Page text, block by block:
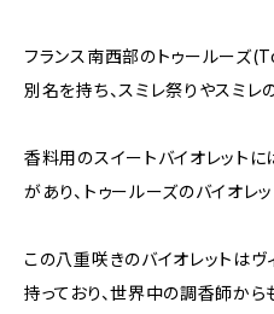
フランス南西部のトゥールーズ
別名を持ち、スミレ祭りやスミ
香料用のスイートバイオレットに
があり、トゥールーズのバイオレ
この八重咲きのバイオレットは
持っており、世界中の調香師から